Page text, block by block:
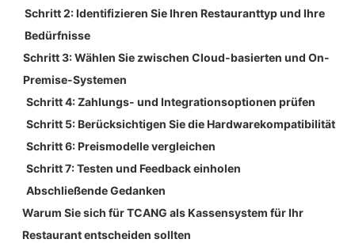
Schritt 2: Identifizieren Sie Ihren Restauranttyp und Ihre
Bedürfnisse
Schritt 3: Wählen Sie zwischen Cloud-basierten und On-
Premise-Systemen
Schritt 4: Zahlungs- und Integrationsoptionen prüfen
Schritt 5: Berücksichtigen Sie die Hardwarekompatibilität
Schritt 6: Preismodelle vergleichen
Schritt 7: Testen und Feedback einholen
Abschließende Gedanken
Warum Sie sich für TCANG als Kassensystem für Ihr
Restaurant entscheiden sollten